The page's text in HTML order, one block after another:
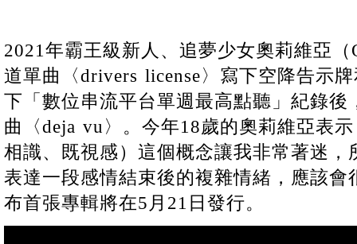
2021年霸王級新人、追夢少女奧莉維亞
道單曲〈drivers license〉寫下空降告示
下「數位串流平台單週最高點聽」紀錄後
曲〈deja vu〉。今年18歲的奧莉維亞表
相識、既視感）這個概念讓我非常著迷，
表達一段感情結束後的複雜情緒，應該會
布首張專輯將在5月21日發行。